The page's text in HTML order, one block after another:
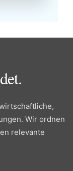
Wir ordnen
relevante